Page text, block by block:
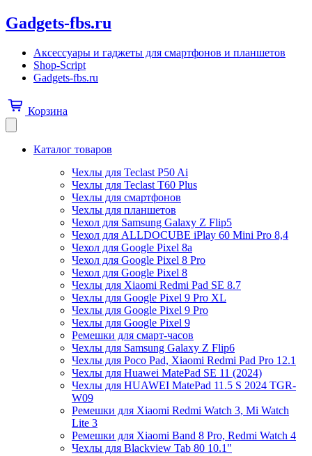
Gadgets-fbs.ru
Аксессуары и гаджеты для смартфонов и планшетов
Shop-Script
Gadgets-fbs.ru
Корзина
Каталог товаров
Чехлы для Teclast P50 Ai
Чехлы для Teclast T60 Plus
Чехлы для смартфонов
Чехлы для планшетов
Чехол для Samsung Galaxy Z Flip5
Чехол для ALLDOCUBE iPlay 60 Mini Pro 8,4
Чехол для Google Pixel 8a
Чехол для Google Pixel 8 Pro
Чехол для Google Pixel 8
Чехлы для Xiaomi Redmi Pad SE 8.7
Чехлы для Google Pixel 9 Pro XL
Чехлы для Google Pixel 9 Pro
Чехлы для Google Pixel 9
Ремешки для смарт-часов
Чехлы для Samsung Galaxy Z Flip6
Чехлы для Poco Pad, Xiaomi Redmi Pad Pro 12.1
Чехлы для Huawei MatePad SE 11 (2024)
Чехлы для HUAWEI MatePad 11.5 S 2024 TGR-
W09
Ремешки для Xiaomi Redmi Watch 3, Mi Watch
Lite 3
Ремешки для Xiaomi Band 8 Pro, Redmi Watch 4
Чехлы для Blackview Tab 80 10.1"